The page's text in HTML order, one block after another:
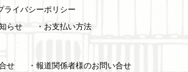
ライバシーポリシー
らせ
・お支払い方法
せ ・報道関係者様のお問い合せ